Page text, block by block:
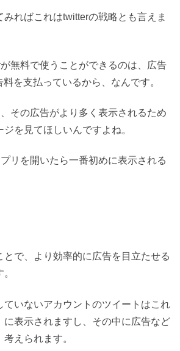
みればこれはtwitterの戦略とも言えま
無料で使うことができるのは、広告
を支払っているから、なんです。
その広告がより多く表示されるため
を見てほしいんですよね。
リを開いたら一番初めに表示される
とで、より効率的に広告を目立たせる
ていないアカウントのツイートはこれ
に表示されますし、その中に広告など
えられます。